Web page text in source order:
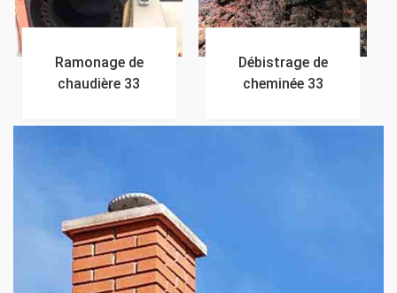
Ramonage de
chaudière 33
Débistrage de
cheminée 33